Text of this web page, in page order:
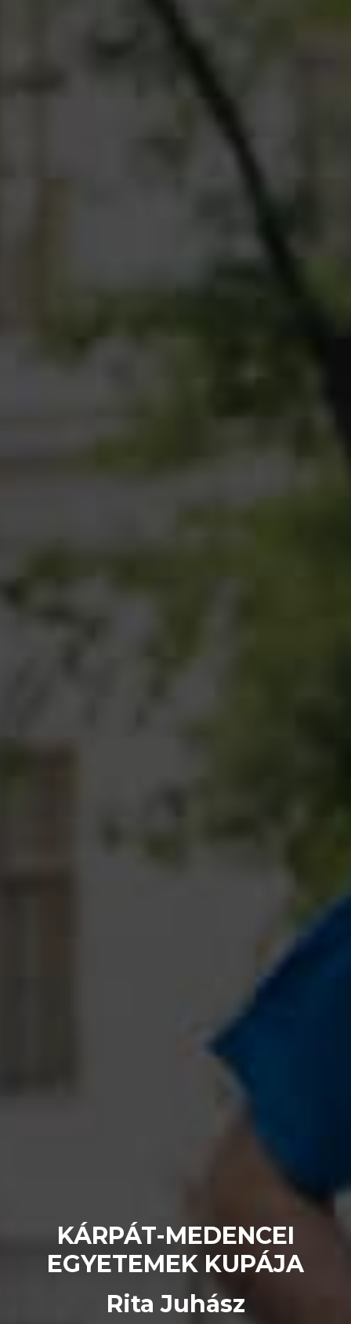
KÁRPÁT-MEDENCEI
EGYETEMEK KUPÁJA
Rita Juhász